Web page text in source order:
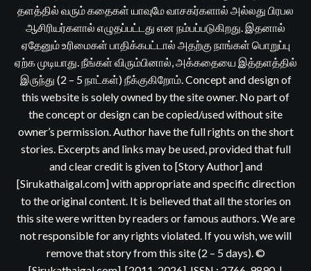
தளத்தில் வரும் கதைகள் யாவுமே வாசகர்களால் அல்லது பிரபல
ஆசிரியர்களால் எழுதப்பட்டது என நம்பப்படுகிறது. இதனால்
ஏதேனும் உரிமைகள் பாதிக்கபட்டால் அதற்கு நாங்கள் பொறுப்பு
ஏற்க முடியாது. நீங்கள் விரும்பினால், அக்கதையை இத்தளத்தில்
இருந்து (2 – 5 நாட்கள்) நீக்குகிறோம். Concept and design of
this website is solely owned by the site owner. No part of
the concept or design can be copied/used without site
owner’s permission. Author have the full rights on the short
stories. Excerpts and links may be used, provided that full
and clear credit is given to [Story Author] and
[Sirukathaigal.com] with appropriate and specific direction
to the original content. It is believed that all the stories on
this site were written by readers or famous authors. We are
not responsible for any rights violated. If you wish, we will
remove that story from this site (2 – 5 days). ©